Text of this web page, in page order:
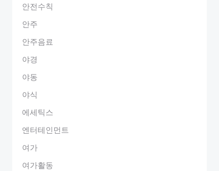
안전수칙
안주
안주음료
야경
야동
야식
에세틱스
엔터테인먼트
여가
여가활동